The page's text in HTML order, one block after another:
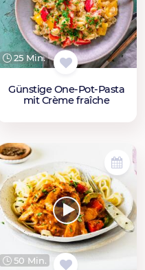
25 Min.
Günstige One-Pot-Pasta
mit Crème fraîche
50 Min.